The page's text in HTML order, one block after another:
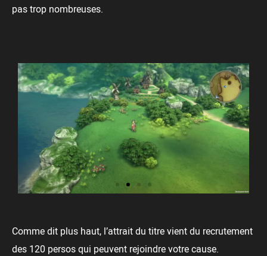
pas trop nombreuses.
Comme dit plus haut, l’attrait du titre vient du recrutement
des 120 persos qui peuvent rejoindre votre cause.